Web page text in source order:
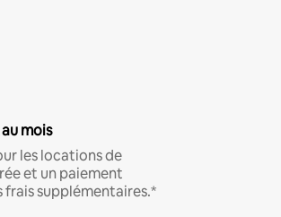
mois
les locations de
et un paiement
frais supplémentaires.*